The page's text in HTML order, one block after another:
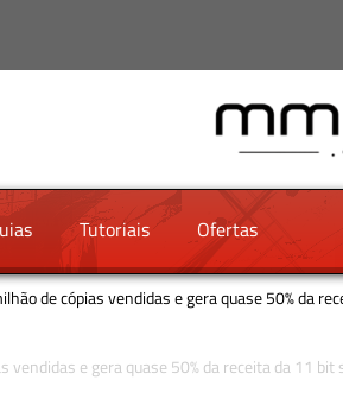
Tutoriais Ofertas
de cópias vendidas e gera quase 50% da